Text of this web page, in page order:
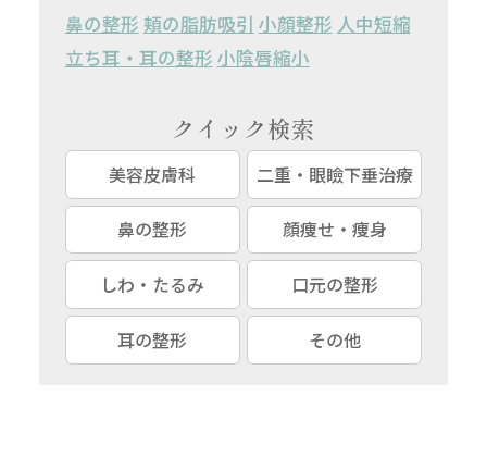
鼻の整形 頬の脂肪吸引 小顔整形 人中短縮
立ち耳・耳の整形 小陰唇縮小
クイック検索
美容皮膚科 二重・眼瞼下垂治療
鼻の整形 顔痩せ・痩身
しわ・たるみ 口元の整形
耳の整形 その他